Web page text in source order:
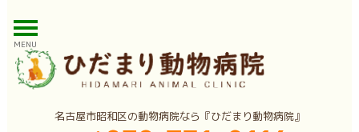
MENU
名古屋市昭和区の動物病院なら『ひだまり動物病院』